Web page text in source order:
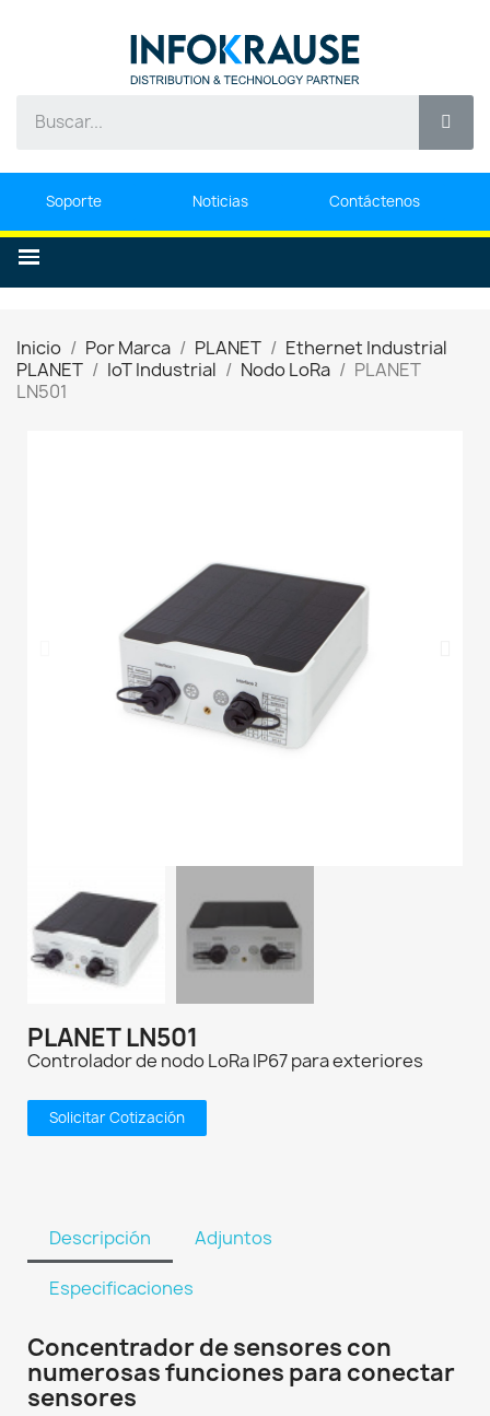
Soporte Noticias Contáctenos
Inicio Por Marca PLANET
Ethernet Industrial
PLANET
IoT Industrial Nodo LoRa
PLANET
LN501
PLANET LN501
Controlador de nodo LoRa IP67 para exteriores
Solicitar Cotización
Descripción Adjuntos
Especificaciones
Concentrador de sensores con
numerosas funciones para conectar
sensores